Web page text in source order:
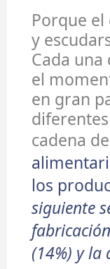
Porque
y
Cada
el
en gran
cadena
los
siguiente
(14%) y la